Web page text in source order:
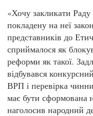
«Хочу закликати
покладену на неї
представників до
сприймалося як
реформи як такої.
відбувався
ВРП і перевірка
має бути сформована
наголосив народний